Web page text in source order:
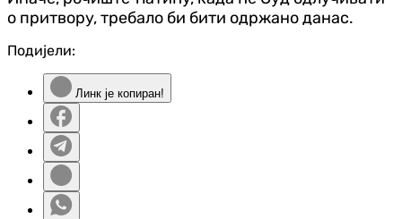
о притвору, требало би бити одржано данас.
Подијели:
Линк је копиран!